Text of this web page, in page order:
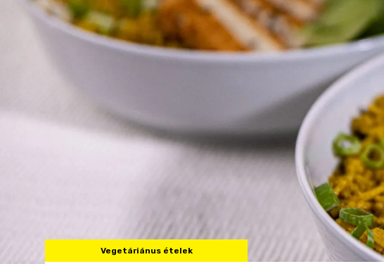
Vegetáriánus ételek